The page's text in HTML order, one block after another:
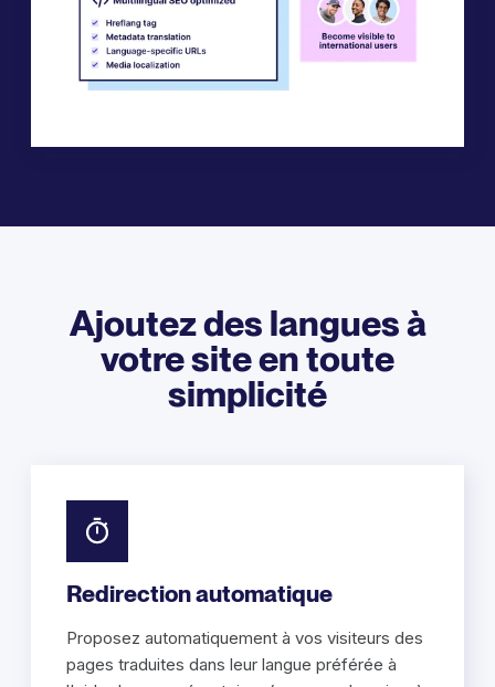
Ajoutez des langues à
votre site en toute
simplicité
Redirection automatique
Proposez automatiquement à vos visiteurs des
pages traduites dans leur langue préférée à